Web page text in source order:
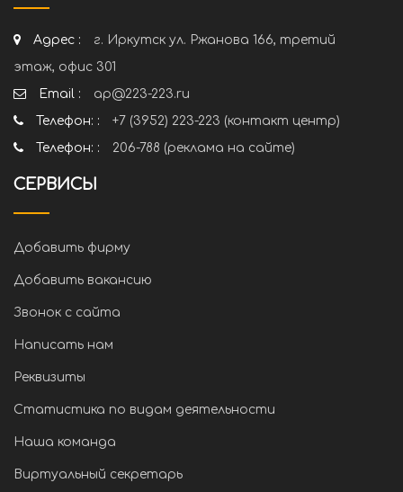
Адрес :
г. Иркутск ул. Ржанова 166, третий
этаж, офис 301
Email :
ap@223-223.ru
Телефон: :
+7 (3952) 223-223 (контакт центр)
Телефон: :
206-788 (реклама на сайте)
СЕРВИСЫ
Добавить фирму
Добавить вакансию
Звонок с сайта
Написать нам
Реквизиты
Статистика по видам деятельности
Наша команда
Виртуальный секретарь